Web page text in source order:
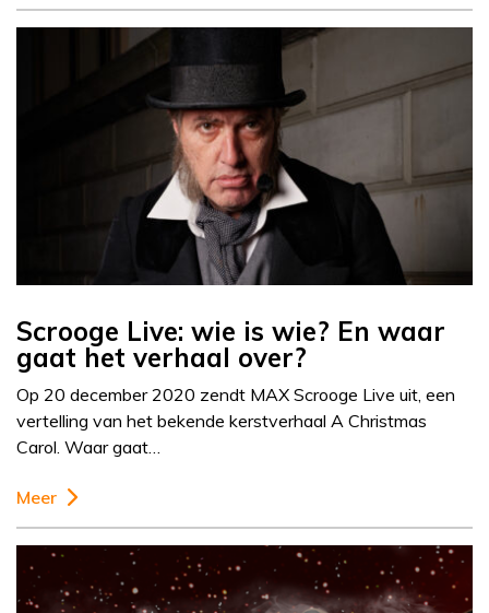
Scrooge Live: wie is wie? En waar
gaat het verhaal over?
Op 20 december 2020 zendt MAX Scrooge Live uit, een
vertelling van het bekende kerstverhaal A Christmas
Carol. Waar gaat…
Meer